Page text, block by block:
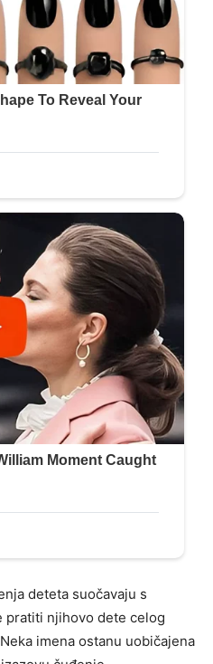
deteta suočavaju s
pratiti njihovo dete celog
imena ostanu uobičajena